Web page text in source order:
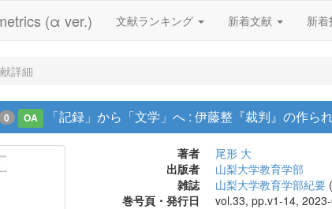
(α ver.) 文献ランキング 新着文献 新
詳細
0 OA 「記録」から「文学」へ : 伊藤整『裁判』の作ら
著者
尾形 大
出版者
山梨大学教育学部
雑誌
山梨大学教育学部紀要 (
巻号頁・発行日
vol.33, pp.v1-14,